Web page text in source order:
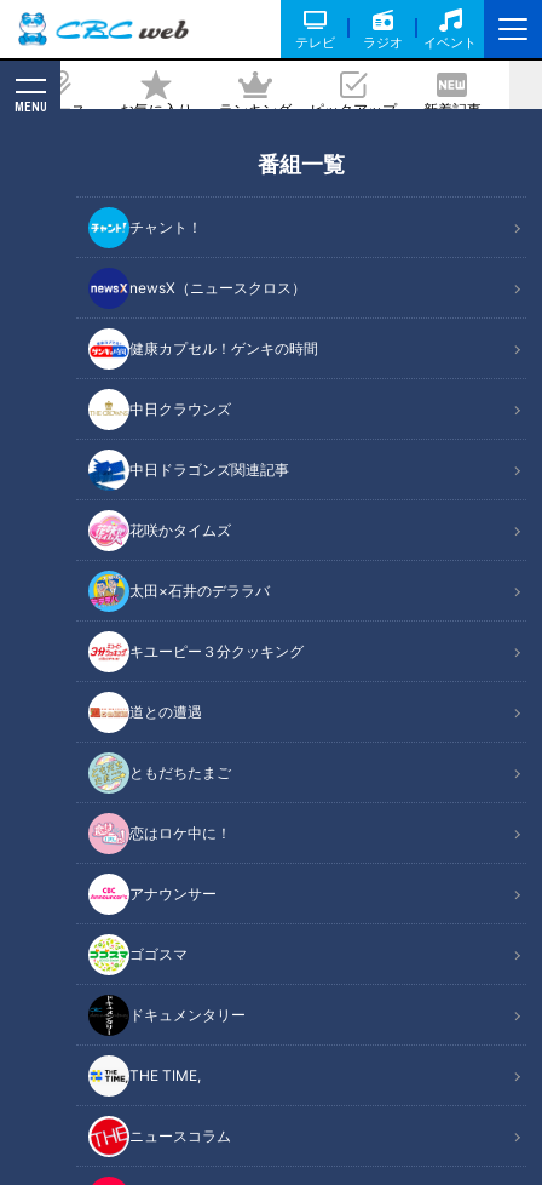
テレビ ラジオ イベント
ニュース お気に入り ランキング ピックアップ 新着記事
MENU
番組一覧
チャント！
newsX（ニュースクロス）
健康カプセル！ゲンキの時間
中日クラウンズ
中日ドラゴンズ関連記事
花咲かタイムズ
太田×石井のデララバ
キユーピー３分クッキング
道との遭遇
ともだちたまご
恋はロケ中に！
アナウンサー
ゴゴスマ
ドキュメンタリー
THE TIME,
ニュースコラム
た動画を大募集！この動画のコメント欄
にコメントを書いて下さい！
2024/12/06 17:31
アナウンサー
アナウンサーYouTube企画
今年1番面白かった動画は？「CBCアナウンサーチャンネルア
ワード2024」開催決定🏆再生回数、高評価数だけでなく視聴
者の皆さんの熱いコメントも含め総合的にアナch大賞を決め
ます！投票期限は12月17日までです🙇‍♀️みなさまの応援コメン
トお待ちしております！大賞の発表は年末公開予定の動画で✨
この記事を見たあなたへのおすすめ